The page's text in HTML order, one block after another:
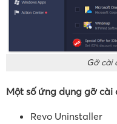
Gỡ cài
Một số ứng dụng gỡ cài
Revo Uninstaller